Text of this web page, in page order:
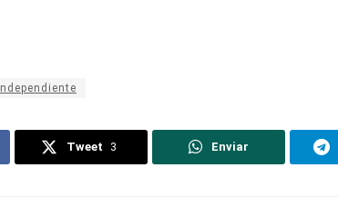
Tweet 3 Enviar